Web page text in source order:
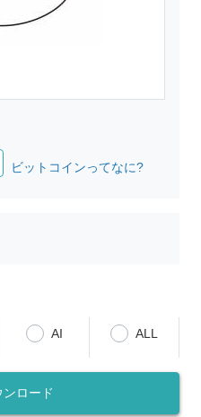
ビットコインってなに?
AI ALL
ンロード